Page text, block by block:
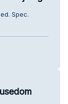
Spec.